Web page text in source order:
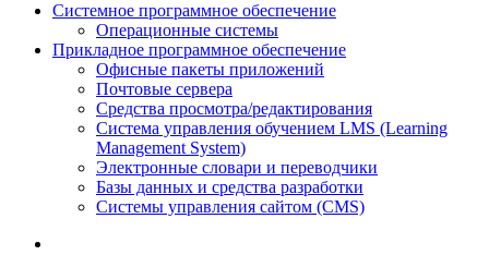
Системное программное обеспечение
Операционные системы
Прикладное программное обеспечение
Офисные пакеты приложений
Почтовые сервера
Средства просмотра/редактирования
Система управления обучением LMS (Learning
Management System)
Электронные словари и переводчики
Базы данных и средства разработки
Системы управления сайтом (CMS)